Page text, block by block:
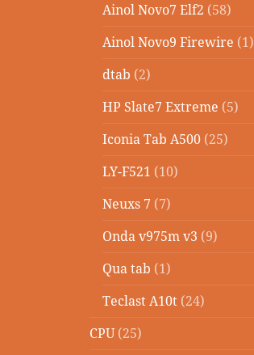
Ainol Novo7 Elf2 (58)
Ainol Novo9 Firewire (1)
dtab (2)
HP Slate7 Extreme (5)
Iconia Tab A500 (25)
LY-F521 (10)
Neuxs 7 (7)
Onda v975m v3 (9)
Qua tab (1)
Teclast A10t (24)
CPU(25)